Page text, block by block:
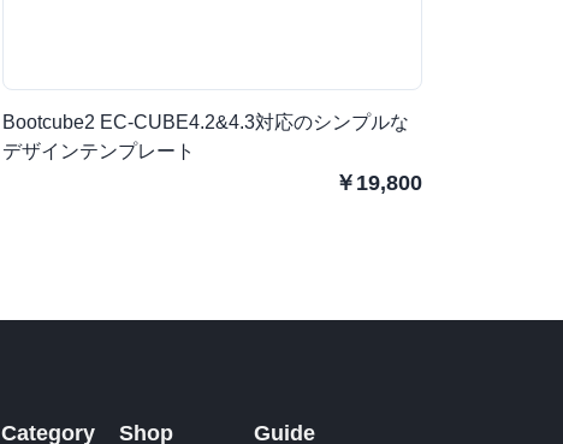
Bootcube2 EC-CUBE4.2&4.3対応のシンプルな
デザインテンプレート
￥19,800
Category Shop Guide